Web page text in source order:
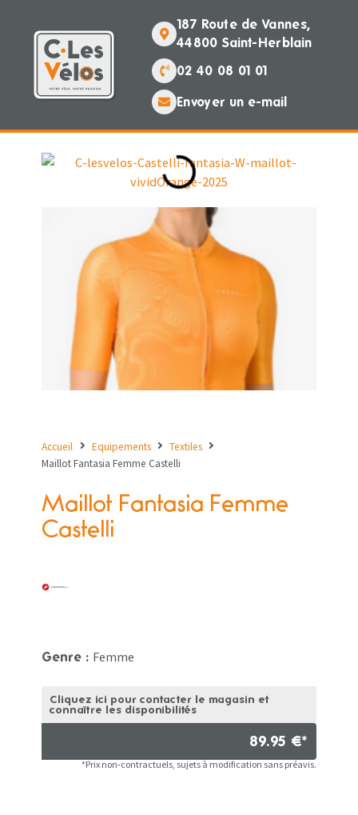
187 Route de Vannes,
44800 Saint-Herblain
02 40 08 01 01
Envoyer un e-mail
Accueil Equipements
Textiles
Maillot Fantasia Femme Castelli
Maillot Fantasia Femme
Castelli
Genre : Femme
Cliquez ici pour contacter le magasin et
connaître les disponibilités
89.95 €*
*Prix non-contractuels, sujets à modification sans préavis.